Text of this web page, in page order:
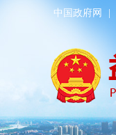
中国政府网